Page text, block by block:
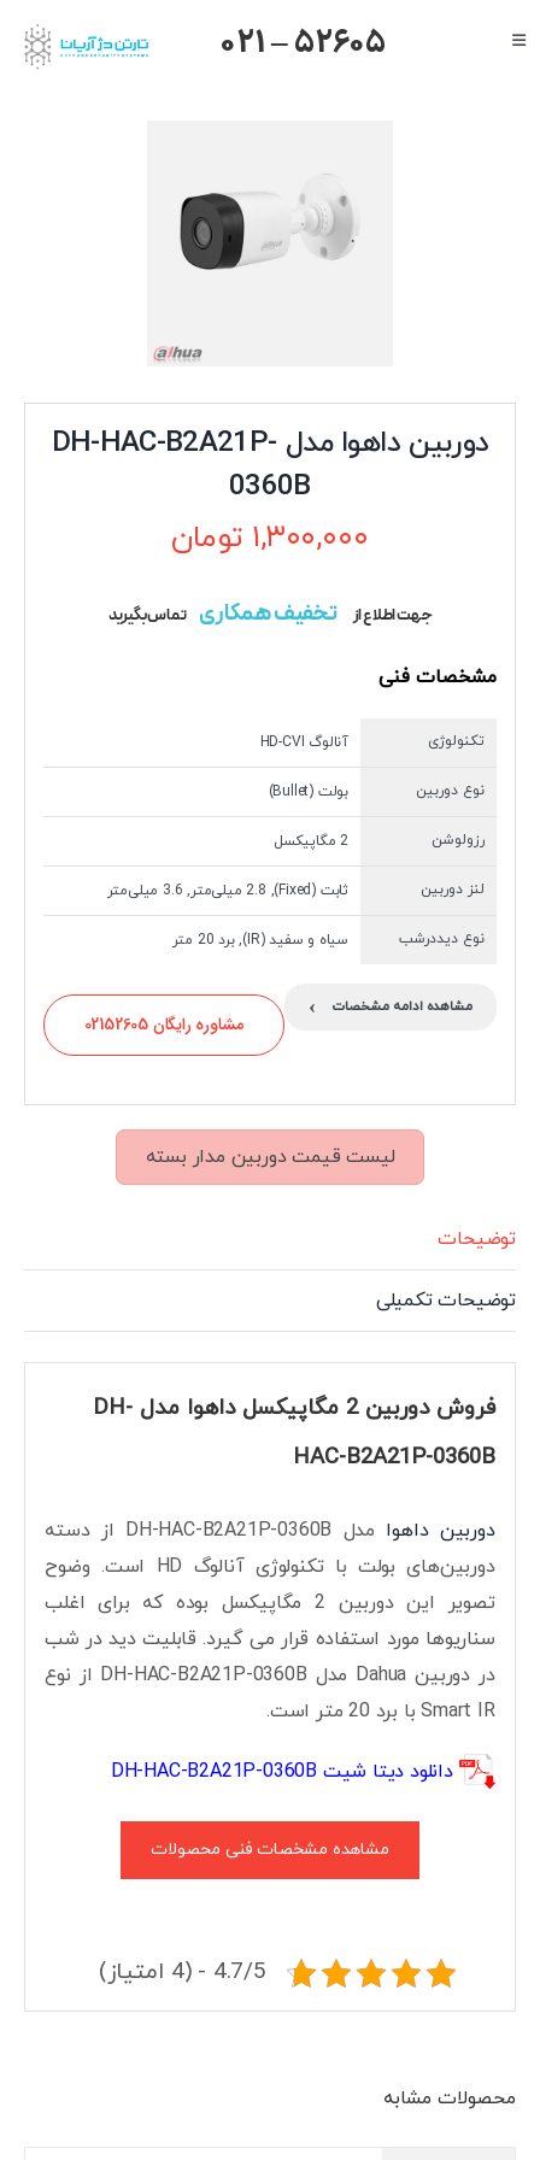
to
Toggle
درباره ما
021 – 52605
دوربین داهوا مدل DH-HAC-B2A21P-
0360B
۱,۳۰۰,۰۰۰ تومان
جهت اطلاع از تخفیف همکاری تماس بگیرید
مشخصات فنی
تکنولوژی آنالوگ HD-CVI
نوع دوربین بولت (Bullet)
رزولوشن 2 مگاپیکسل
لنز دوربین ثابت (Fixed), 2.8 میلی‌متر, 3.6 میلی‌متر
نوع دیددرشب سیاه و سفید (IR), برد 20 متر
مشاهده ادامه مشخصات ›
مشاوره رایگان 02152605
لیست قیمت دوربین مدار بسته
توضیحات
توضیحات تکمیلی
فروش دوربین 2 مگاپیکسل داهوا مدل DH-
HAC-B2A21P-0360B
دوربین داهوا
مدل DH-HAC-B2A21P-0360B از دسته
دوربین‌های بولت با تکنولوژی آنالوگ HD است. وضوح
تصویر این دوربین 2 مگاپیکسل بوده که برای اغلب
سناریوها مورد استفاده قرار می گیرد. قابلیت دید در شب
در دوربین Dahua مدل DH-HAC-B2A21P-0360B از نوع
Smart IR با برد 20 متر است.
دانلود دیتا شیت DH-HAC-B2A21P-0360B
مشاهده مشخصات فنی محصولات
4.7/5 - (4 امتیاز)
محصولات مشابه